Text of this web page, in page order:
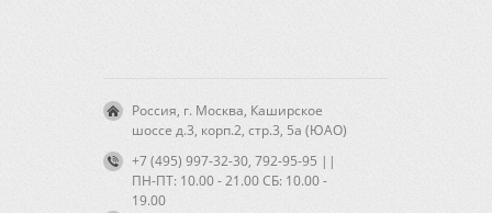
Россия, г. Москва, Каширское
шоссе д.3, корп.2, стр.3, 5а (ЮАО)
+7 (495) 997-32-30, 792-95-95 ||
ПН-ПТ: 10.00 - 21.00 CБ: 10.00 -
19.00